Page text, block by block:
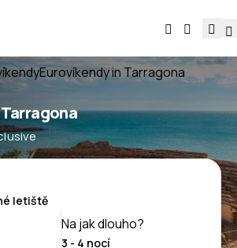
Eurovíkendy in Tarragona
Na jak dlouho?